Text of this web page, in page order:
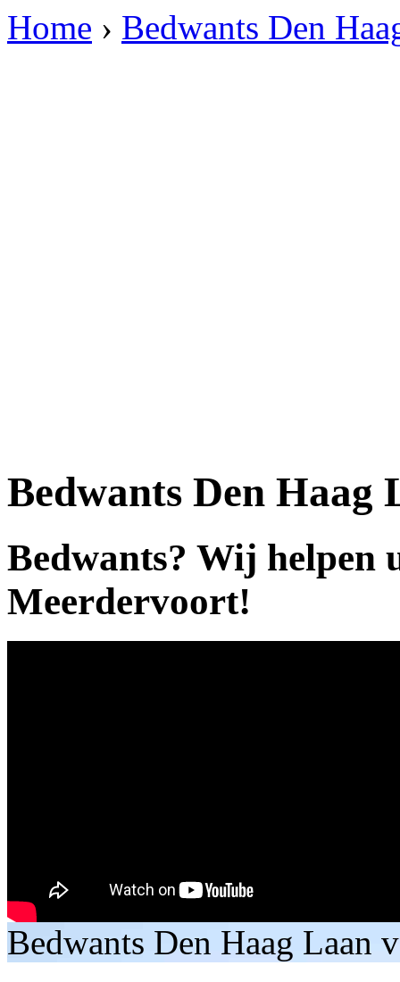
Home › Bedwants Den
Bedwants Den
Bedwants? Wij helpen
Meerdervoort!
Bedwants Den Haag Laan